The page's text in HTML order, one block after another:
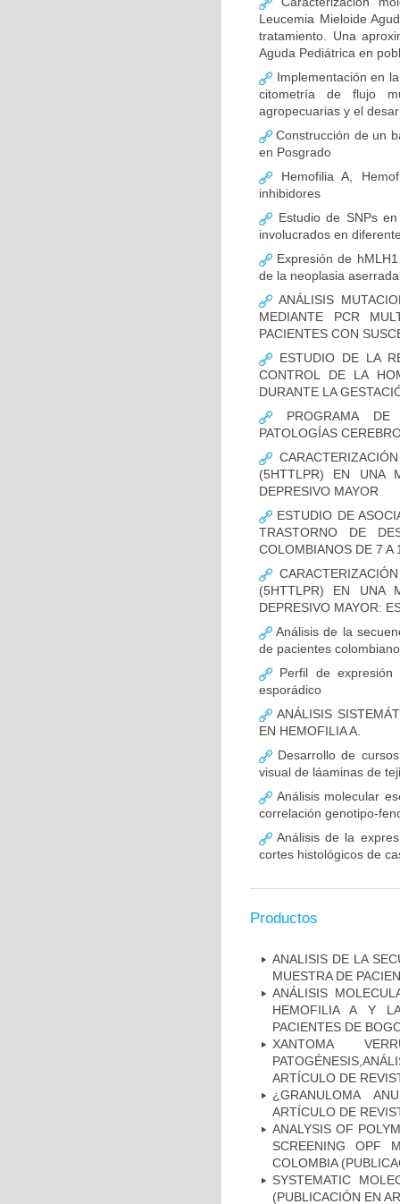
Leucemia Mieloide
tratamiento. Una
Aguda Pediátrica en
Implementación en
citometría de flujo
agropecuarias y el
Construcción de un
en Posgrado
Hemofilia A,
inhibidores
Estudio de SNPs
involucrados en
Expresión de
de la neoplasia
ANÁLISIS
MEDIANTE PCR
PACIENTES CON
ESTUDIO DE LA
CONTROL DE LA
DURANTE LA
PROGRAMA DE
PATOLOGÍAS
(5HTTLPR) EN UNA
DEPRESIVO MAYOR
ESTUDIO DE
TRASTORNO DE
COLOMBIANOS DE 7 A
(5HTTLPR) EN UNA
DEPRESIVO MAYOR:
Análisis de la
de pacientes
Perfil de expresión
esporádico
ANÁLISIS
EN HEMOFILIA A.
Desarrollo de
visual de láaminas de
Análisis molecular
correlación genotipo-
Análisis de la
cortes histológicos de
Productos
ANALISIS DE LA
MUESTRA DE
ANÁLISIS
HEMOFILIA A Y
PACIENTES DE
XANTOMA
ARTÍCULO DE
¿GRANULOMA
ARTÍCULO DE
ANALYSIS OF
SCREENING OPF
COLOMBIA
SYSTEMATIC
(PUBLICACIÓN EN